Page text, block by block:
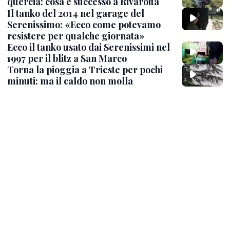
Il tanko del 2014 nel garage del
Serenissimo: «Ecco come potevamo
resistere per qualche giornata»
Ecco il tanko usato dai Serenissimi nel
1997 per il blitz a San Marco
Torna la pioggia a Trieste per pochi
minuti: ma il caldo non molla